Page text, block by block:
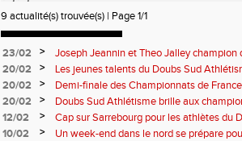
9 actualité(s) trouvée(s) | Page 1/1
23/02 >
Joseph Jeannin et Theo Jalley champion
DSA en grande forme pour le Jour-J
20/02 >
Les jeunes talents du Doubs Sud
championnats de France
20/02 >
Demi-finale des Championnats de
Sud Athlétisme à Sarrebourg
20/02 >
Doubs Sud Athlétisme brille aux
Nationaux et masters en salle
12/02 >
Cap sur Sarrebourg pour les athlètes du
10/02
>
Un week-end dans le nord se prépare